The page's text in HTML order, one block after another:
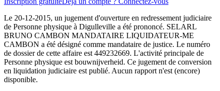
Le 20-12-2015, un jugement d'ouverture en redressement judiciaire
de Personne physique à Digulleville a été prononcé. SELARL
BRUNO CAMBON MANDATAIRE LIQUIDATEUR-ME
CAMBON a été désigné comme mandataire de justice. Le numéro
de dossier de cette affaire est 449232669. L'activité principale de
Personne physique est bouwnijverheid. Ce jugement de conversion
en liquidation judiciaire est publié. Aucun rapport n'est (encore)
disponible.